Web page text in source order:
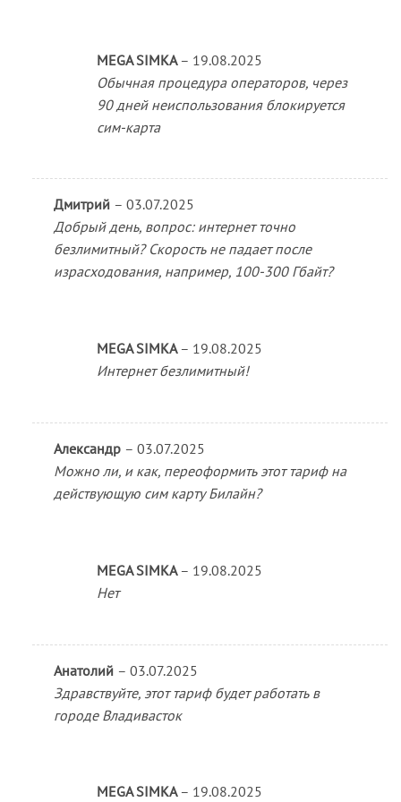
MEGA SIMKA – 19.08.2025
Обычная процедура операторов, через
90 дней неиспользования блокируется
сим-карта
Дмитрий – 03.07.2025
Добрый день, вопрос: интернет точно
безлимитный? Скорость не падает после
израсходования, например, 100-300 Гбайт?
MEGA SIMKA – 19.08.2025
Интернет безлимитный!
Александр – 03.07.2025
Можно ли, и как, переоформить этот тариф на
действующую сим карту Билайн?
MEGA SIMKA – 19.08.2025
Нет
Анатолий – 03.07.2025
Здравствуйте, этот тариф будет работать в
городе Владивасток
MEGA SIMKA – 19.08.2025